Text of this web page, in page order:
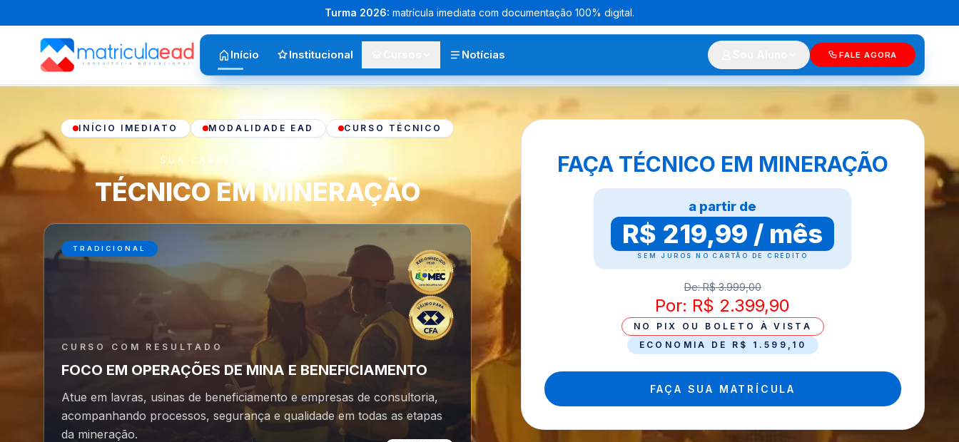
Turma 2026: matrícula imediata com documentação 100% digital.
Início Institucional Notícias FALE AGORA
INÍCIO IMEDIATO MODALIDADE EAD CURSO TÉCNICO
SUA CARREIRA NA MINERAÇÃO
TÉCNICO EM MINERAÇÃO
TRADICIONAL
CURSO COM RESULTADO
FOCO EM OPERAÇÕES DE MINA E BENEFICIAMENTO
Atue em lavras, usinas de beneficiamento e empresas de consultoria,
acompanhando processos, segurança e qualidade em todas as etapas
da mineração.
FAÇA TÉCNICO EM MINERAÇÃO
a partir de
R$ 219,99 / mês
SEM JUROS NO CARTÃO DE CRÉDITO
De: R$ 3.999,00
Por: R$ 2.399,90
NO PIX OU BOLETO À VISTA
ECONOMIA DE R$ 1.599,10
FAÇA SUA MATRÍCULA